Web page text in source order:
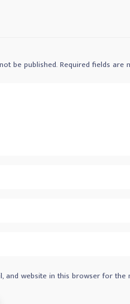
be published.Required fields are
and website in this browser for the